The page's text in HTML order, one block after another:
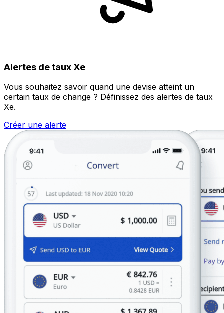
Alertes de taux Xe
Vous souhaitez savoir quand une devise atteint un
certain taux de change ? Définissez des alertes de taux
Xe.
Créer une alerte